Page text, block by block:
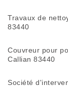
Travaux de
83440
Couvreur pour
Callian 83440
Société